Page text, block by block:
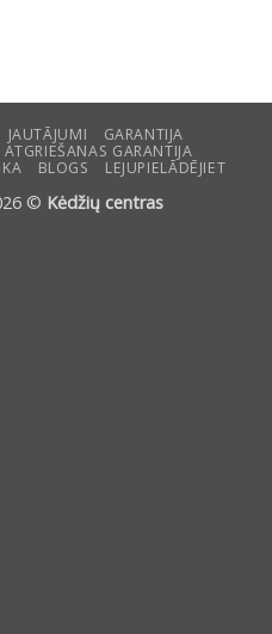
JAUTĀJUMI
GARANTIJA
ATGRIEŠANAS GARANTIJA
BLOGS LEJUPIELĀDĒJIET
© Kėdžių centras